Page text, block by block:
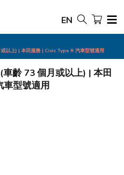
EN
以上) | 本田服務 | Civic Type R 汽車型號適用
齡 73 個月或以上) | 本田
車型號適用